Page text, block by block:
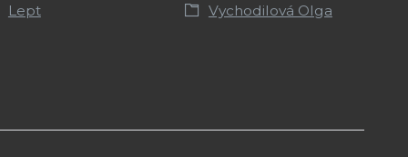
Lept
Vychodilová Olga